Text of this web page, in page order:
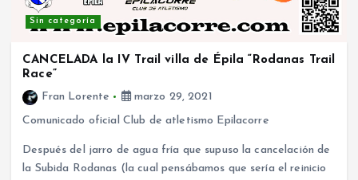
Sin categoría
CANCELADA la IV Trail villa de Épila “Rodanas Trail
Race”
Fran Lorente
marzo 29, 2021
Comunicado oficial Club de atletismo Epilacorre
Después del jarro de agua fría que supuso la cancelación de
la Subida Rodanas (la cual pensábamos que sería el reinicio